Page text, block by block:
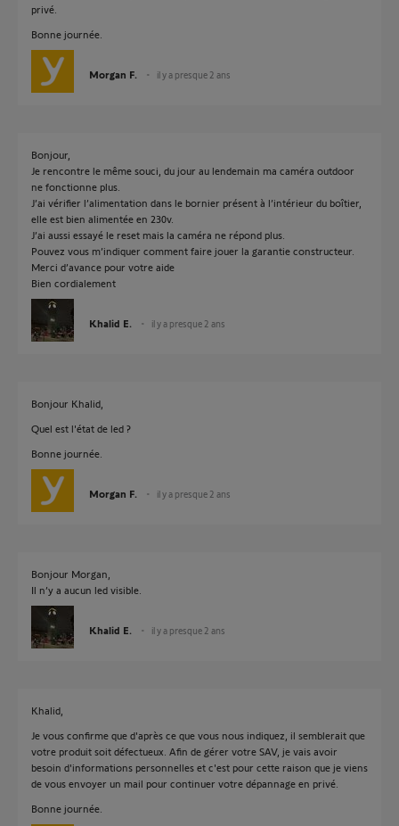
privé.
Bonne journée.
Morgan F. il y a presque 2 ans
Bonjour,
Je rencontre le même souci, du jour au lendemain ma caméra outdoor
ne fonctionne plus.
J’ai vérifier l’alimentation dans le bornier présent à l’intérieur du boîtier,
elle est bien alimentée en 230v.
J’ai aussi essayé le reset mais la caméra ne répond plus.
Pouvez vous m’indiquer comment faire jouer la garantie constructeur.
Merci d’avance pour votre aide
Bien cordialement
Khalid E. il y a presque 2 ans
Bonjour Khalid,
Quel est l'état de led ?
Bonne journée.
Morgan F. il y a presque 2 ans
Bonjour Morgan,
Il n’y a aucun led visible.
Khalid E. il y a presque 2 ans
Khalid,
Je vous confirme que d'après ce que vous nous indiquez, il semblerait que
votre produit soit défectueux. Afin de gérer votre SAV, je vais avoir
besoin d'informations personnelles et c'est pour cette raison que je viens
de vous envoyer un mail pour continuer votre dépannage en privé.
Bonne journée.